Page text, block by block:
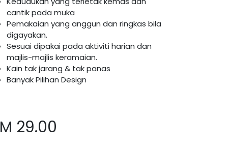
cantik pada muka
Pemakaian yang anggun dan ringkas bila
digayakan.
Sesuai dipakai pada aktiviti harian dan
majlis-majlis keramaian.
Kain tak jarang & tak panas
Banyak Pilihan Design
29.00